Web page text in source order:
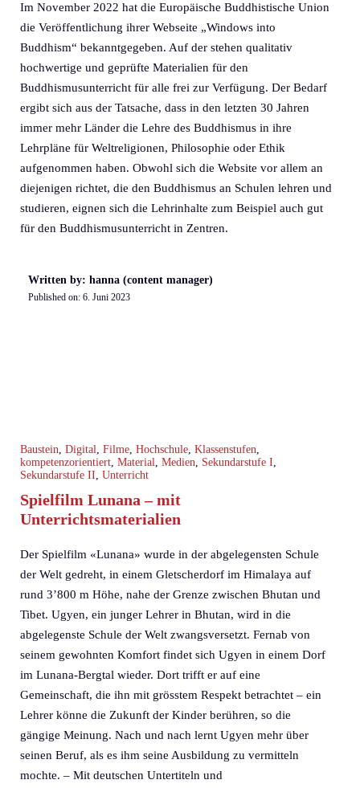
Im November 2022 hat die Europäische Buddhistische Union
die Veröffentlichung ihrer Webseite „Windows into
Buddhism“ bekanntgegeben. Auf der stehen qualitativ
hochwertige und geprüfte Materialien für den
Buddhismusunterricht für alle frei zur Verfügung. Der Bedarf
ergibt sich aus der Tatsache, dass in den letzten 30 Jahren
immer mehr Länder die Lehre des Buddhismus in ihre
Lehrpläne für Weltreligionen, Philosophie oder Ethik
aufgenommen haben. Obwohl sich die Website vor allem an
diejenigen richtet, die den Buddhismus an Schulen lehren und
studieren, eignen sich die Lehrinhalte zum Beispiel auch gut
für den Buddhismusunterricht in Zentren.
Written by: hanna (content manager)
Published on: 6. Juni 2023
Baustein, Digital, Filme, Hochschule, Klassenstufen,
kompetenzorientiert, Material, Medien, Sekundarstufe I,
Sekundarstufe II, Unterricht
Spielfilm Lunana – mit
Unterrichtsmaterialien
Der Spielfilm «Lunana» wurde in der abgelegensten Schule
der Welt gedreht, in einem Gletscherdorf im Himalaya auf
rund 3’800 m Höhe, nahe der Grenze zwischen Bhutan und
Tibet. Ugyen, ein junger Lehrer in Bhutan, wird in die
abgelegenste Schule der Welt zwangsversetzt. Fernab von
seinem gewohnten Komfort findet sich Ugyen in einem Dorf
im Lunana-Bergtal wieder. Dort trifft er auf eine
Gemeinschaft, die ihn mit grösstem Respekt betrachtet – ein
Lehrer könne die Zukunft der Kinder berühren, so die
gängige Meinung. Nach und nach lernt Ugyen mehr über
seinen Beruf, als es ihm seine Ausbildung zu vermitteln
mochte. – Mit deutschen Untertiteln und